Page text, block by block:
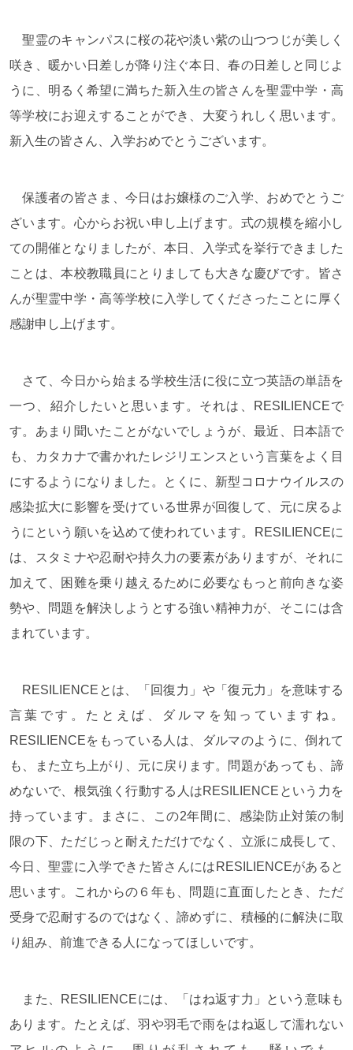
聖霊のキャンパスに桜の花や淡い紫の山つつじが美しく
咲き、暖かい日差しが降り注ぐ本日、春の日差しと同じよ
うに、明るく希望に満ちた新入生の皆さんを聖霊中学・高
等学校にお迎えすることができ、大変うれしく思います。
新入生の皆さん、入学おめでとうございます。
保護者の皆さま、今日はお嬢様のご入学、おめでとうご
ざいます。心からお祝い申し上げます。式の規模を縮小し
ての開催となりましたが、本日、入学式を挙行できました
ことは、本校教職員にとりましても大きな慶びです。皆さ
んが聖霊中学・高等学校に入学してくださったことに厚く
感謝申し上げます。
さて、今日から始まる学校生活に役に立つ英語の単語を
一つ、紹介したいと思います。それは、RESILIENCEで
す。あまり聞いたことがないでしょうが、最近、日本語で
も、カタカナで書かれたレジリエンスという言葉をよく目
にするようになりました。とくに、新型コロナウイルスの
感染拡大に影響を受けている世界が回復して、元に戻るよ
うにという願いを込めて使われています。RESILIENCEに
は、スタミナや忍耐や持久力の要素がありますが、それに
加えて、困難を乗り越えるために必要なもっと前向きな姿
勢や、問題を解決しようとする強い精神力が、そこには含
まれています。
RESILIENCEとは、「回復力」や「復元力」を意味する
言葉です。たとえば、ダルマを知っていますね。
RESILIENCEをもっている人は、ダルマのように、倒れて
も、また立ち上がり、元に戻ります。問題があっても、諦
めないで、根気強く行動する人はRESILIENCEという力を
持っています。まさに、この2年間に、感染防止対策の制
限の下、ただじっと耐えただけでなく、立派に成長して、
今日、聖霊に入学できた皆さんにはRESILIENCEがあると
思います。これからの６年も、問題に直面したとき、ただ
受身で忍耐するのではなく、諦めずに、積極的に解決に取
り組み、前進できる人になってほしいです。
また、RESILIENCEには、「はね返す力」という意味も
あります。たとえば、羽や羽毛で雨をはね返して濡れない